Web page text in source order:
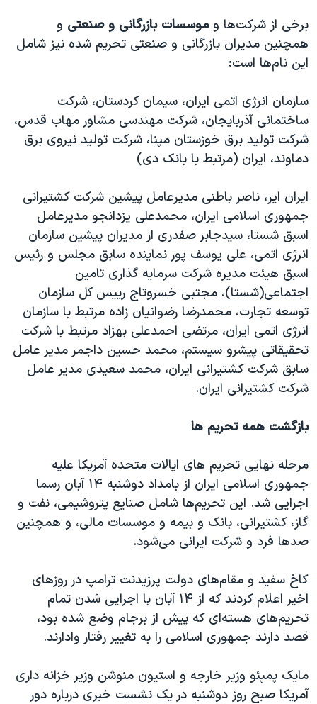
برخی از شرکت‌ها وموسسات بازرگانی و صنعتی و
همچنین مدیران بازرگانی و صنعتی تحریم شده نیز شامل
این نام‌ها است:
سازمان انرژی اتمی ایران، سیمان کردستان، شرکت
ساختمانی آذربایجان، شرکت مهندسی مشاور مهاب قدس،
شرکت توليد برق خوزستان مپنا، شرکت تولید نیروی برق
دماوند، ایران (مرتبط با بانک دی)
ایران ایر، ناصر باطنی مدیرعامل پیشین شرکت کشتیرانی
جمهوری اسلامی ایران، محمدعلی یزدانجو مدیرعامل
اسبق شستا، سیدجابر صفدری از مدیران پیشین سازمان
انرژی اتمی، علی یوسف پور نماینده سابق مجلس و رئیس
اسبق هیئت مدیره شرکت سرمایه گذاری تامین
اجتماعی(شستا)، مجتبی خسروتاج رییس کل سازمان
توسعه تجارت، محمدرضا رضوانیان زاده مرتبط با سازمان
انرژی اتمی ایران، مرتضی احمدعلی بهزاد مرتبط با شرکت
تحقیقاتی پیشرو سیستم، محمد حسین داجمر مدیر عامل
سابق شرکت کشتیرانی ایران، محمد سعیدی مدیر عامل
شرکت کشتیرانی ایران.
بازگشت همه تحریم ها
مرحله نهایی تحریم های ایالات متحده آمریکا علیه
جمهوری اسلامی ایران از بامداد دوشنبه ۱۴ آبان رسما
اجرایی شد. این تحریم‌ها شامل صنایع پتروشیمی، نفت و
گاز، کشتیرانی، بانک و بیمه و موسسات مالی، و همچنین
صدها فرد و شرکت ایرانی می‌شود.
کاخ سفید و مقام‌های دولت پرزیدنت ترامپ در روزهای
اخیر اعلام کردند که از ۱۴ آبان با اجرایی شدن تمام
تحریم‌های هسته‌ای که پیش از برجام وضع شده بود،
قصد دارند جمهوری اسلامی را به تغییر رفتار وادارند.
مایک پمپئو وزیر خارجه و استیون منوشن وزیر خزانه داری
آمریکا صبح روز دوشنبه در یک نشست خبری درباره دور